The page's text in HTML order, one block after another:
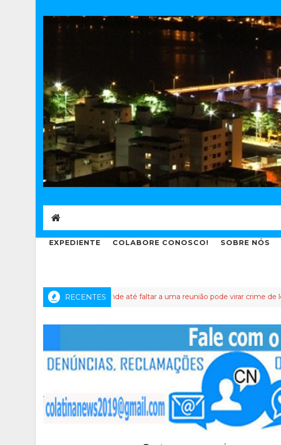
EXPEDIENTE COLABORE CONOSCO! SOBRE NÓS
RECENTES
o partido onde até faltar a uma reunião pode virar crime de lesa-Malta